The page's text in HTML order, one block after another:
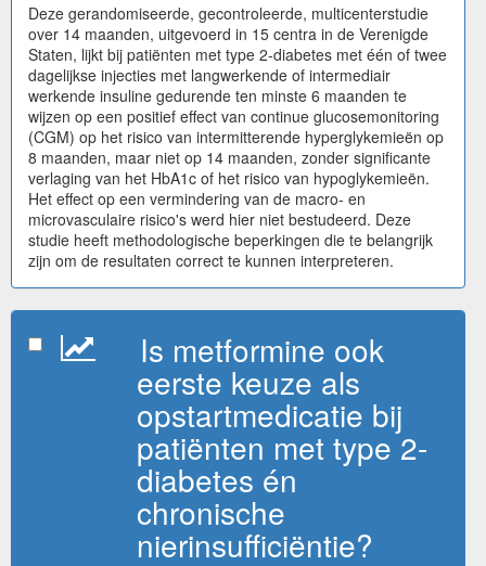
Deze gerandomiseerde, gecontroleerde, multicenterstudie
over 14 maanden, uitgevoerd in 15 centra in de Verenigde
Staten, lijkt bij patiënten met type 2-diabetes met één of twee
dagelijkse injecties met langwerkende of intermediair
werkende insuline gedurende ten minste 6 maanden te
wijzen op een positief effect van continue glucosemonitoring
(CGM) op het risico van intermitterende hyperglykemieën op
8 maanden, maar niet op 14 maanden, zonder significante
verlaging van het HbA1c of het risico van hypoglykemieën.
Het effect op een vermindering van de macro- en
microvasculaire risico's werd hier niet bestudeerd. Deze
studie heeft methodologische beperkingen die te belangrijk
zijn om de resultaten correct te kunnen interpreteren.
Is metformine ook
eerste keuze als
opstartmedicatie bij
patiënten met type 2-
diabetes én
chronische
nierinsufficiëntie?